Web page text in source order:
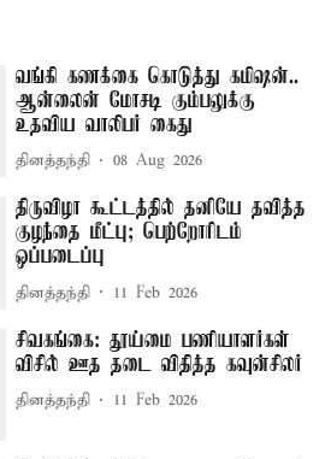
வங்கி கணக்கை கொடுத்து கமிஷன்..
ஆன்லைன் மோசடி கும்பலுக்கு
உதவிய வாலிபர் கைது
தினத்தந்தி 08 Aug 2026
திருவிழா கூட்டத்தில் தனியே தவித்த
குழந்தை மீட்பு; பெற்றோரிடம்
ஒப்படைப்பு
தினத்தந்தி 11 Feb 2026
சிவகங்கை: தூய்மை பணியாளர்கள்
விசில் ஊத தடை விதித்த கவுன்சிலர்
தினத்தந்தி 11 Feb 2026